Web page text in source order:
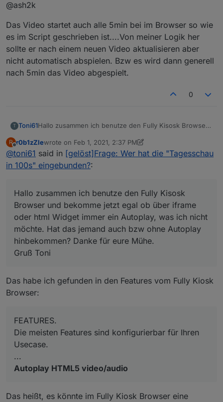
@ash2k
Das Video startet auch alle 5min bei im Browser so wie
es im Script geschrieben ist....Von meiner Logik her
sollte er nach einem neuen Video aktualisieren aber
nicht automatisch abspielen. Bzw es wird dann generell
nach 5min das Video abgespielt.
0
T Toni61Hallo zusammen ich benutze den Fully Kisosk Browser
Widget immer ein Autoplay, was ich nicht möchte. Hat
das jemand auch bzw ohne Autoplay hinbekommen?
Danke für eure Mühe.
Gruß Toni
R
Offline
r0b1zZlewrote on Feb 1, 2021, 2:37 PM
last edited by r0b1zZleFeb 1, 2021, 3:39 PM
@toni61 said in [gelöst]Frage: Wer hat die "Tagesschau
in 100s" eingebunden?:
Hallo zusammen ich benutze den Fully Kisosk
Browser und bekomme jetzt egal ob über iframe
oder html Widget immer ein Autoplay, was ich nicht
möchte. Hat das jemand auch bzw ohne Autoplay
hinbekommen? Danke für eure Mühe.
Gruß Toni
Das habe ich gefunden in den Features vom Fully Kiosk
Browser:
FEATURES.
Die meisten Features sind konfigurierbar für Ihren
Usecase.
...
Autoplay HTML5 video/audio
Das heißt, es könnte im Fully Kiosk Browser eine